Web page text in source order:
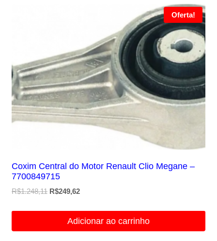
Oferta!
Coxim Central do Motor Renault Clio Megane –
7700849715
R$1.248,11 O
R$249,62O
é:
Adicionar ao carrinho